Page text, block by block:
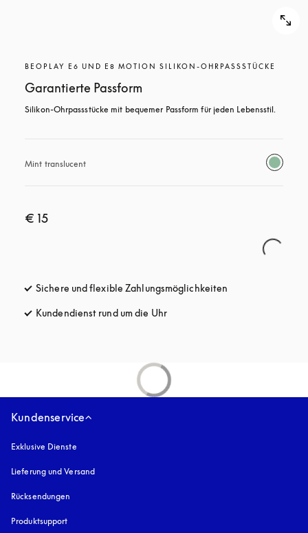
BEOPLAY E6 UND E8 MOTION SILIKON-OHRPASSSTÜCKE
Garantierte Passform
Silikon-Ohrpassstücke mit bequemer Passform für jeden Lebensstil.
Mint translucent
€ 15
Sichere und flexible Zahlungsmöglichkeiten
Kundendienst rund um die Uhröffnet sich in einem neuen Tab
Kundenservice
Exklusive Dienste
Lieferung und Versand
Rücksendungen
Produktsupport